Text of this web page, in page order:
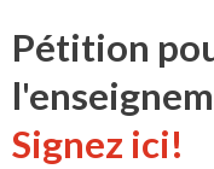
Pétition
Signez ici!